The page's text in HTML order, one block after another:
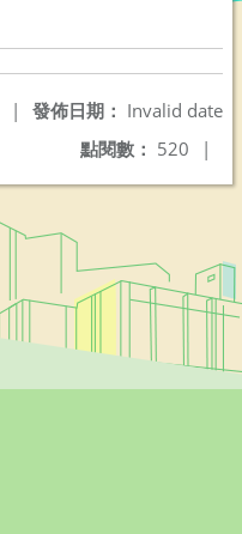
發佈日期： Invalid date
|
點閱數： 520 |